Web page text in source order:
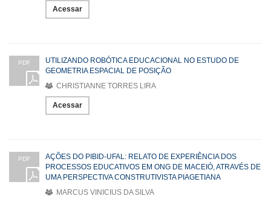
Acessar
PDF
UTILIZANDO ROBÓTICA EDUCACIONAL NO ESTUDO DE
GEOMETRIA ESPACIAL DE POSIÇÃO
CHRISTIANNE TORRES LIRA
Acessar
PDF
AÇÕES DO PIBID-UFAL: RELATO DE EXPERIÊNCIA DOS
PROCESSOS EDUCATIVOS EM ONG DE MACEIÓ, ATRAVÉS DE
UMA PERSPECTIVA CONSTRUTIVISTA PIAGETIANA
MARCUS VINICIUS DA SILVA